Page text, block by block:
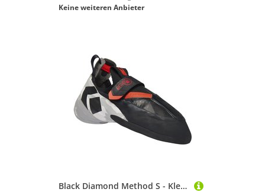
Keine weiteren Anbieter
Black Diamond Method S - Kletterschuhe